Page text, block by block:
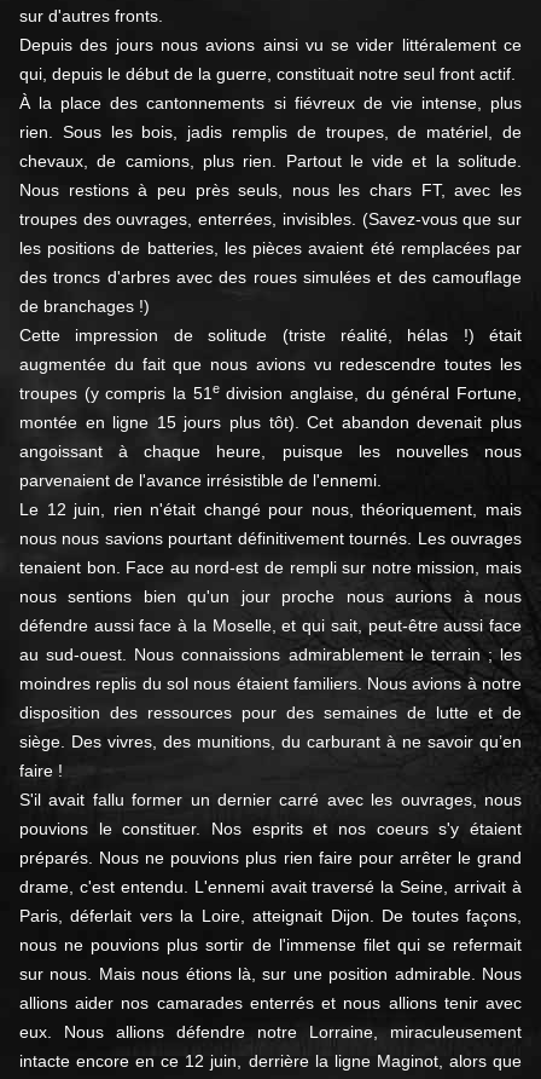
sur d'autres fronts.
Depuis des jours nous avions ainsi vu se vider littéralement ce
qui, depuis le début de la guerre, constituait notre seul front actif.
À la place des cantonnements si fiévreux de vie intense, plus
rien. Sous les bois, jadis remplis de troupes, de matériel, de
chevaux, de camions, plus rien. Partout le vide et la solitude.
Nous restions à peu près seuls, nous les chars FT, avec les
troupes des ouvrages, enterrées, invisibles. (Savez-vous que sur
les positions de batteries, les pièces avaient été remplacées par
des troncs d'arbres avec des roues simulées et des camouflage
de branchages !)
Cette impression de solitude (triste réalité, hélas !) était
augmentée du fait que nous avions vu redescendre toutes les
troupes (y compris la 51 edivision anglaise, du général Fortune,
montée en ligne 15 jours plus tôt). Cet abandon devenait plus
angoissant à chaque heure, puisque les nouvelles nous
parvenaient de l'avance irrésistible de l'ennemi.
Le 12 juin, rien n'était changé pour nous, théoriquement, mais
nous nous savions pourtant définitivement tournés. Les ouvrages
tenaient bon. Face au nord-est de rempli sur notre mission, mais
nous sentions bien qu'un jour proche nous aurions à nous
défendre aussi face à la Moselle, et qui sait, peut-être aussi face
au sud-ouest. Nous connaissions admirablement le terrain ; les
moindres replis du sol nous étaient familiers. Nous avions à notre
disposition des ressources pour des semaines de lutte et de
siège. Des vivres, des munitions, du carburant à ne savoir qu’en
faire !
S'il avait fallu former un dernier carré avec les ouvrages, nous
pouvions le constituer. Nos esprits et nos coeurs s'y étaient
préparés. Nous ne pouvions plus rien faire pour arrêter le grand
drame, c'est entendu. L'ennemi avait traversé la Seine, arrivait à
Paris, déferlait vers la Loire, atteignait Dijon. De toutes façons,
nous ne pouvions plus sortir de l'immense filet qui se refermait
sur nous. Mais nous étions là, sur une position admirable. Nous
allions aider nos camarades enterrés et nous allions tenir avec
eux. Nous allions défendre notre Lorraine, miraculeusement
intacte encore en ce 12 juin, derrière la ligne Maginot, alors que